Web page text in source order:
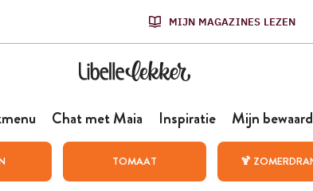
MIJN MAGAZINES LEZEN
Chat met Maia Inspiratie Mijn
TOMAAT 🍹